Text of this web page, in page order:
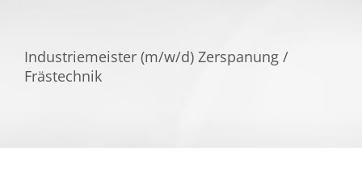
Industriemeister (m/w/d) Zerspanung /
Frästechnik